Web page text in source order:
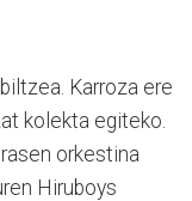
Karroza ere
kolekta egiteko.
orkestina
Hiruboys